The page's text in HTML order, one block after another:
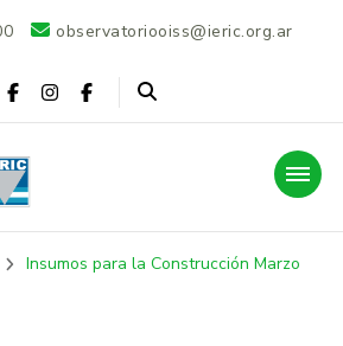
observatoriooiss@ieric.org.ar
OISS-
Insumos para la Construcción Marzo